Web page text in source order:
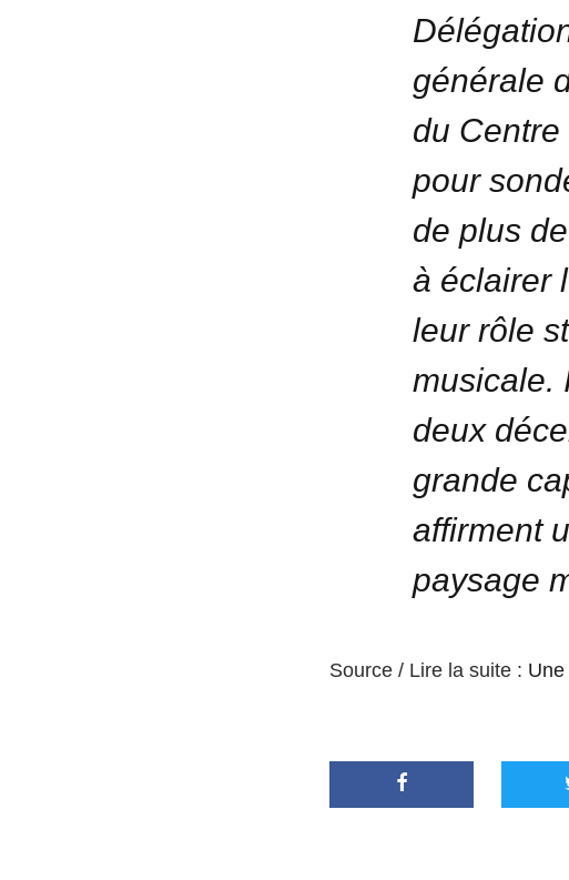
générale
du
pour
de plus
à éclairer
leur rôle
musicale.
deux
grande
affirment
paysage
Source / Lire la suite :